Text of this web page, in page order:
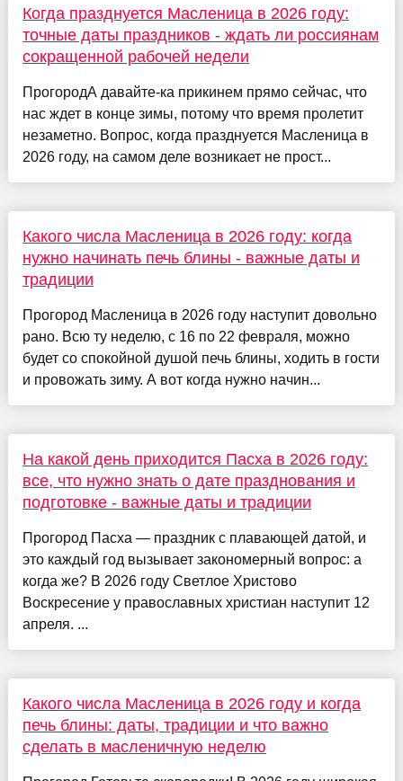
Когда празднуется Масленица в 2026 году:
точные даты праздников - ждать ли россиянам
сокращенной рабочей недели
ПрогородА давайте-ка прикинем прямо сейчас, что
нас ждет в конце зимы, потому что время пролетит
незаметно. Вопрос, когда празднуется Масленица в
2026 году, на самом деле возникает не прост...
Какого числа Масленица в 2026 году: когда
нужно начинать печь блины - важные даты и
традиции
Прогород Масленица в 2026 году наступит довольно
рано. Всю ту неделю, с 16 по 22 февраля, можно
будет со спокойной душой печь блины, ходить в гости
и провожать зиму. А вот когда нужно начин...
На какой день приходится Пасха в 2026 году:
все, что нужно знать о дате празднования и
подготовке - важные даты и традиции
Прогород Пасха — праздник с плавающей датой, и
это каждый год вызывает закономерный вопрос: а
когда же? В 2026 году Светлое Христово
Воскресение у православных христиан наступит 12
апреля. ...
Какого числа Масленица в 2026 году и когда
печь блины: даты, традиции и что важно
сделать в масленичную неделю